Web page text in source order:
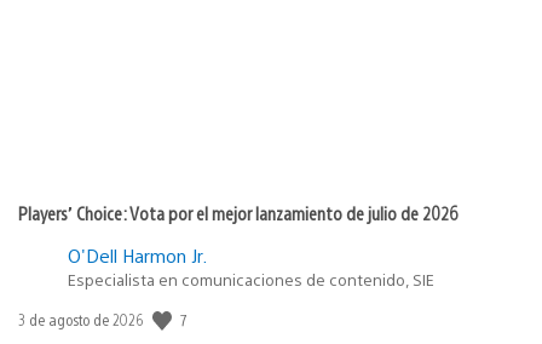
Players’ Choice: Vota por el mejor lanzamiento de julio de 2026
O'Dell Harmon Jr.
Especialista en comunicaciones de contenido, SIE
Fecha
3 de agosto de 2026 7